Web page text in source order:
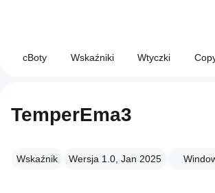
cBoty Wskaźniki Wtyczki
TemperEma3
Wskaźnik Wersja 1.0, Jan 2025